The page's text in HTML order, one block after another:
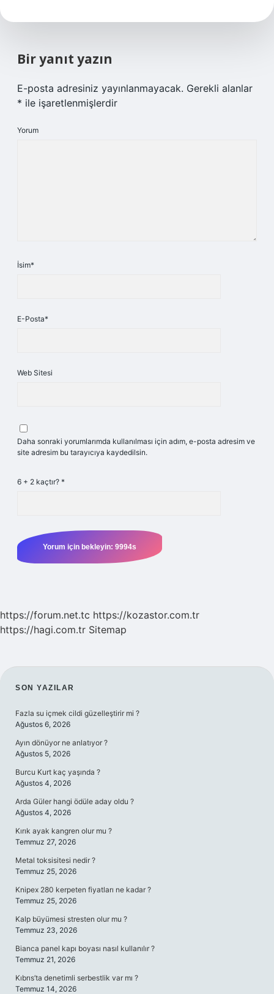
Bir yanıt yazın
E-posta adresiniz yayınlanmayacak. Gerekli alanlar
* ile işaretlenmişlerdir
Yorum
İsim*
E-Posta*
Web Sitesi
Daha sonraki yorumlarımda kullanılması için adım, e-posta adresim ve
site adresim bu tarayıcıya kaydedilsin.
6 + 2 kaçtır? *
https://forum.net.tc https://kozastor.com.tr
https://hagi.com.tr Sitemap
SIDEBAR
SON YAZILAR
Fazla su içmek cildi güzelleştirir mi ?
Ağustos 6, 2026
Ayın dönüyor ne anlatıyor ?
Ağustos 5, 2026
Burcu Kurt kaç yaşında ?
Ağustos 4, 2026
Arda Güler hangi ödüle aday oldu ?
Ağustos 4, 2026
Kırık ayak kangren olur mu ?
Temmuz 27, 2026
Metal toksisitesi nedir ?
Temmuz 25, 2026
Knipex 280 kerpeten fiyatları ne kadar ?
Temmuz 25, 2026
Kalp büyümesi stresten olur mu ?
Temmuz 23, 2026
Bianca panel kapı boyası nasıl kullanılır ?
Temmuz 21, 2026
Kıbrıs’ta denetimli serbestlik var mı ?
Temmuz 14, 2026